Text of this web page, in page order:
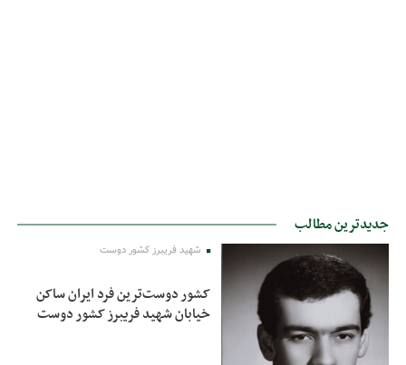
جدیدترین مطالب
شهید فریبرز کشور دوست
کشور دوست‌ترین فرد ایران ساکن
خیابان شهید فریبرز کشور دوست